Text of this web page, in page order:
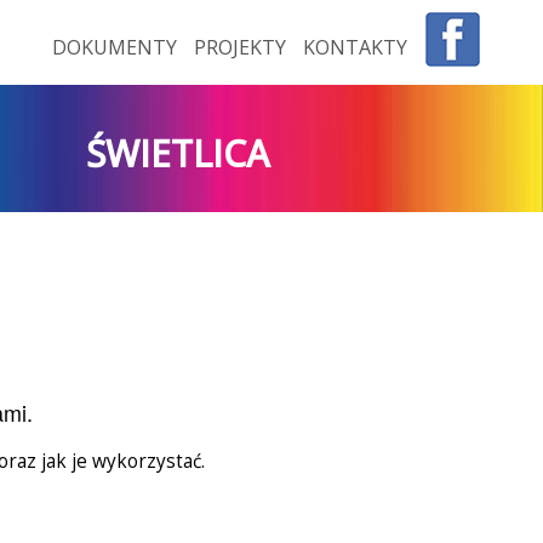
DOKUMENTY PROJEKTY KONTAKTY
ŚWIETLICA
jak je wykorzystać.